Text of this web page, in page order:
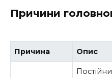
Причини
Причина Опис